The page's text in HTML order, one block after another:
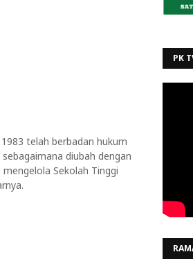
telah berbadan hukum
diubah dengan
Sekolah Tinggi
PK